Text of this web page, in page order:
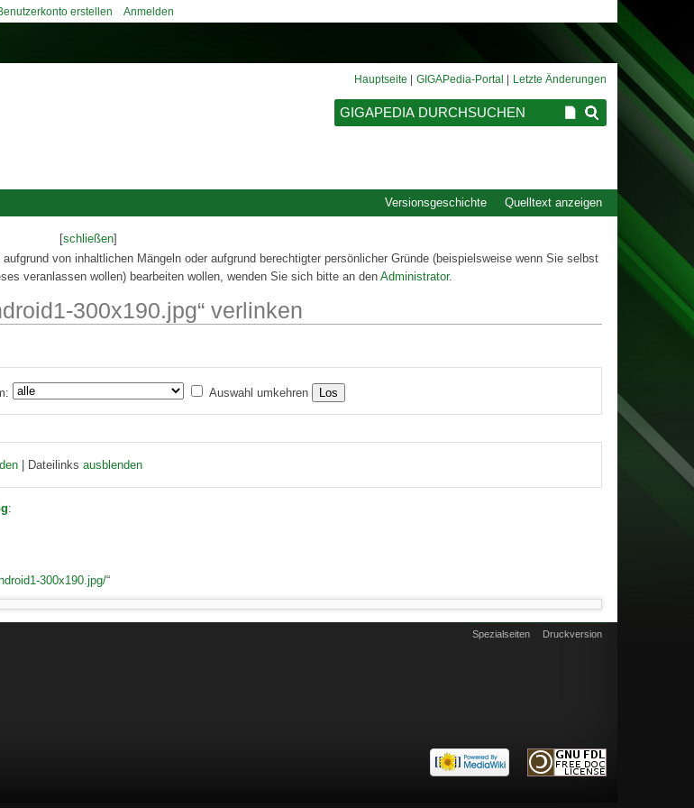
[schließen]
von inhaltlichen Mängeln oder aufgrund berechtigter persönlicher Gründe (beispielsweise wenn Sie selbst
veranlassen wollen) bearbeiten wollen, wenden Sie sich bitte an den Administrator.
300x190.jpg“ verlinken
Auswahl umkehren
| Dateilinksausblenden
:
300x190.jpg/“
Quelltext anzeigen
Versionsgeschichte
erstellen Anmelden
Hauptseite GIGAPedia-Portal Letzte Änderungen
Spezialseiten Druckversion